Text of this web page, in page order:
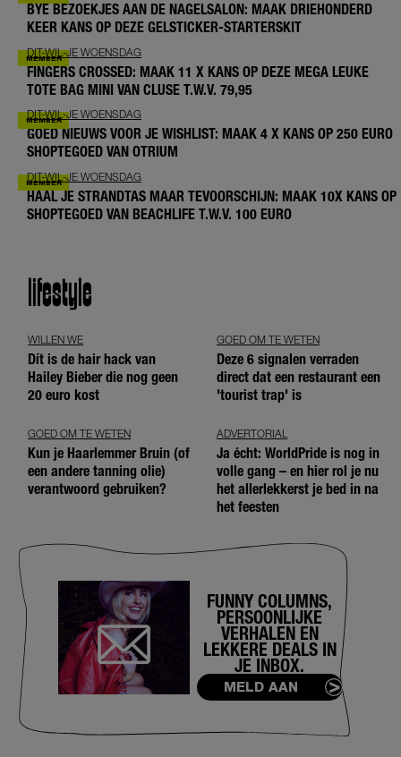
BYE BEZOEKJES AAN DE NAGELSALON: MAAK DRIEHONDERD
KEER KANS OP DEZE GELSTICKER-STARTERSKIT
DIT-WIL-JE WOENSDAG
FINGERS CROSSED: MAAK 11 X KANS OP DEZE MEGA LEUKE
TOTE BAG MINI VAN CLUSE T.W.V. 79,95
DIT-WIL-JE WOENSDAG
GOED NIEUWS VOOR JE WISHLIST: MAAK 4 X KANS OP 250 EURO
SHOPTEGOED VAN OTRIUM
DIT-WIL-JE WOENSDAG
HAAL JE STRANDTAS MAAR TEVOORSCHIJN: MAAK 10X KANS OP
SHOPTEGOED VAN BEACHLIFE T.W.V. 100 EURO
lifestyle
WILLEN WE
Dít is de hair hack van
Hailey Bieber die nog geen
20 euro kost
GOED OM TE WETEN
Deze 6 signalen verraden
direct dat een restaurant een
'tourist trap' is
GOED OM TE WETEN
Kun je Haarlemmer Bruin (of
een andere tanning olie)
verantwoord gebruiken?
ADVERTORIAL
Ja écht: WorldPride is nog in
volle gang – en hier rol je nu
het allerlekkerst je bed in na
het feesten
FUNNY COLUMNS,
PERSOONLIJKE
VERHALEN EN
LEKKERE DEALS IN
JE INBOX.
MELD AAN